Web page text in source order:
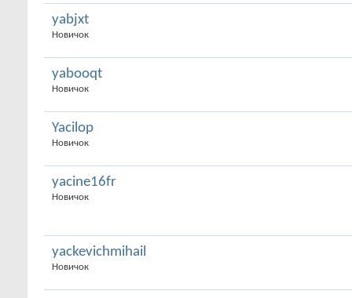
yabjxt
Новичок
yabooqt
Новичок
Yacilop
Новичок
yacine16fr
Новичок
yackevichmihail
Новичок